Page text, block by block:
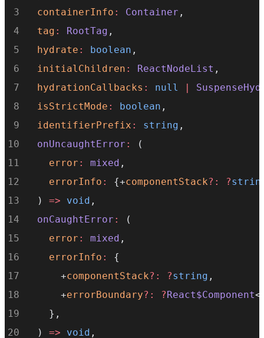
containerInfo : Container ,
tag : RootTag ,
hydrate : boolean ,
initialChildren : ReactNodeList ,
hydrationCallbacks : null
isStrictMode : boolean ,
identifierPrefix : string ,
onUncaughtError :
(
error : mixed ,
errorInfo : {+componentStack?: ?
  )
=> void ,
onCaughtError :
(
error : mixed ,
errorInfo :
{
      +
componentStack?: ?string ,
      +
errorBoundary?: ? React$Component<
    },
  )
=> void ,